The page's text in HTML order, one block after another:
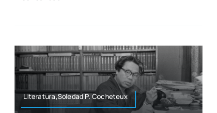
Literatura,Soledad P. Coche­teux